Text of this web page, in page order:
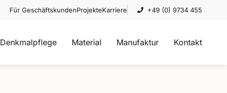
Für GeschäftskundenProjekteKarriere +49 (0) 9734 455
Denkmalpflege Material Manufaktur Kontakt